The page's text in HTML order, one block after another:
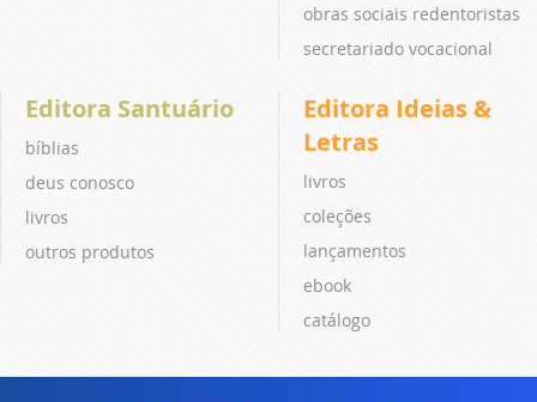
obras sociais redentoristas
secretariado vocacional
Editora Santuário
bíblias
deus conosco
livros
outros produtos
Editora Ideias &
Letras
livros
coleções
lançamentos
ebook
catálogo